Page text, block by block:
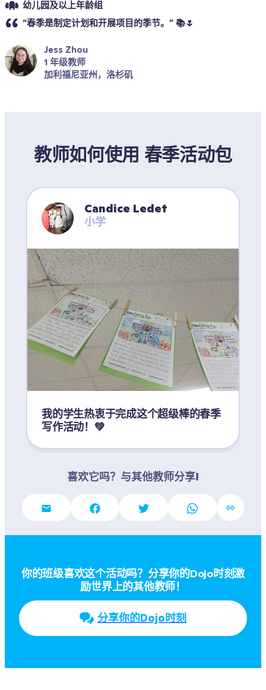
幼儿园及以上年龄组
“春季是制定计划和开展项目的季节。” 📚🌷
Jess Zhou
1 年级教师
加利福尼亚州，洛杉矶
教师如何使用 春季活动包
Candice Ledet
小学
我的学生热衷于完成这个超级棒的春季
写作活动！💚
喜欢它吗？与其他教师分享!
你的班级喜欢这个活动吗？分享你的Dojo时刻激
励世界上的其他教师！
分享你的Dojo时刻